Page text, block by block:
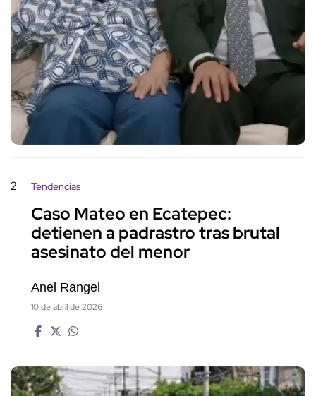
2 Tendencias
Caso Mateo en Ecatepec:
detienen a padrastro tras brutal
asesinato del menor
Anel Rangel
10 de abril de 2026